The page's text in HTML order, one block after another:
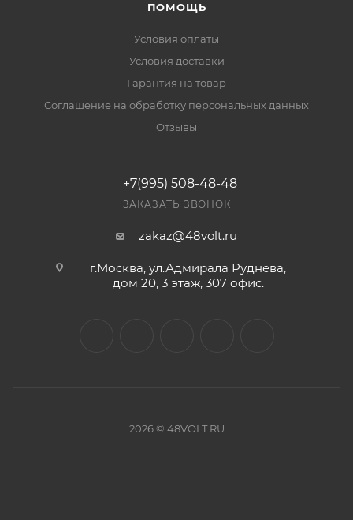
ПОМОЩЬ
Условия оплаты
Условия доставки
Гарантия на товар
Соглашение на обработку персональных данных
Отзывы
+7(995) 508-48-48
ЗАКАЗАТЬ ЗВОНОК
zakaz@48volt.ru
г.Москва, ул.Адмирала Руднева,
дом 20, 3 этаж, 307 офис.
2026 © 48VOLT.RU